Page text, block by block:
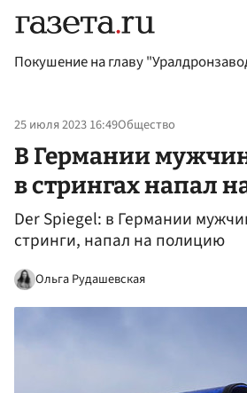
Покушение на главу
25 июля 2023 16:49Общество
В Германии
в стрингах напал
Der Spiegel: в Германии
стринги, напал на полицию
Ольга Рудашевская